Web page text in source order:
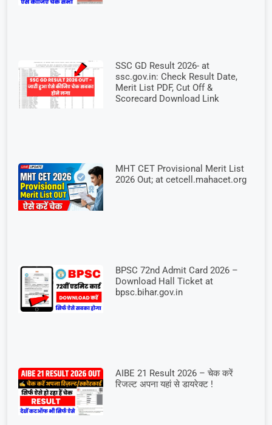
SSC GD Result 2026- at
ssc.gov.in: Check Result Date,
Merit List PDF, Cut Off &
Scorecard Download Link
MHT CET Provisional Merit List
2026 Out; at cetcell.mahacet.org
BPSC 72nd Admit Card 2026 –
Download Hall Ticket at
bpsc.bihar.gov.in
AIBE 21 Result 2026 – चेक करें
रिजल्ट अपना यहां से डायरेक्ट !